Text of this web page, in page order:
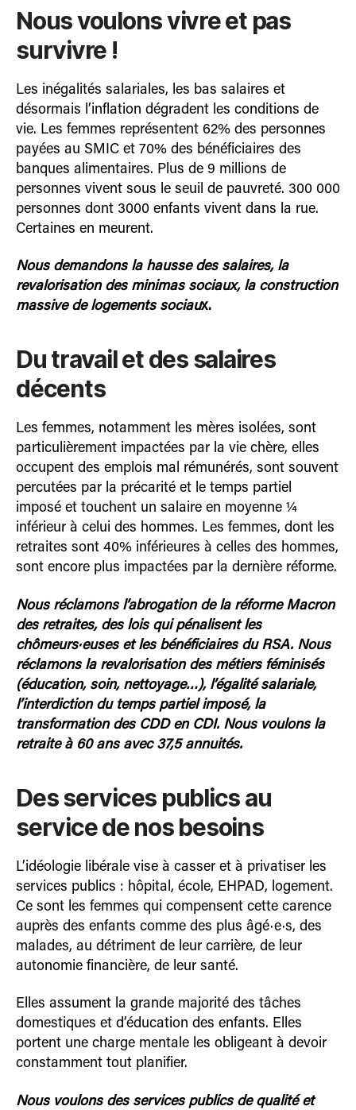
Nous voulons vivre et pas
survivre !
Les inégalités salariales, les bas salaires et
désormais l’inflation dégradent les conditions de
vie. Les femmes représentent 62% des personnes
payées au SMIC et 70% des bénéficiaires des
banques alimentaires. Plus de 9 millions de
personnes vivent sous le seuil de pauvreté. 300 000
personnes dont 3000 enfants vivent dans la rue.
Certaines en meurent.
Nous demandons la hausse des salaires, la
revalorisation des minimas sociaux, la construction
massive de logements sociaux.
Du travail et des salaires
décents
Les femmes, notamment les mères isolées, sont
particulièrement impactées par la vie chère, elles
occupent des emplois mal rémunérés, sont souvent
percutées par la précarité et le temps partiel
imposé et touchent un salaire en moyenne ¼
inférieur à celui des hommes. Les femmes, dont les
retraites sont 40% inférieures à celles des hommes,
sont encore plus impactées par la dernière réforme.
Nous réclamons l’abrogation de la réforme Macron
des retraites, des lois qui pénalisent les
chômeurs·euses et les bénéficiaires du RSA. Nous
réclamons la revalorisation des métiers féminisés
(éducation, soin, nettoyage…), l’égalité salariale,
l’interdiction du temps partiel imposé, la
transformation des CDD en CDI. Nous voulons la
retraite à 60 ans avec 37,5 annuités.
Des services publics au
service de nos besoins
L’idéologie libérale vise à casser et à privatiser les
services publics : hôpital, école, EHPAD, logement.
Ce sont les femmes qui compensent cette carence
auprès des enfants comme des plus âgé·e·s, des
malades, au détriment de leur carrière, de leur
autonomie financière, de leur santé.
Elles assument la grande majorité des tâches
domestiques et d’éducation des enfants. Elles
portent une charge mentale les obligeant à devoir
constamment tout planifier.
Nous voulons des services publics de qualité et